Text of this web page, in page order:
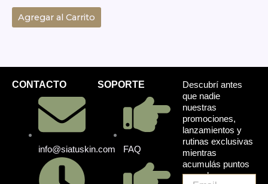
Agregar al Carrito
CONTACTO
info@siatuskin.com
SOPORTE
FAQ
Descubrí antes
que nadie
nuestras
promociones,
lanzamientos y
rutinas exclusivas
mientras
acumulás puntos
en cada compra.